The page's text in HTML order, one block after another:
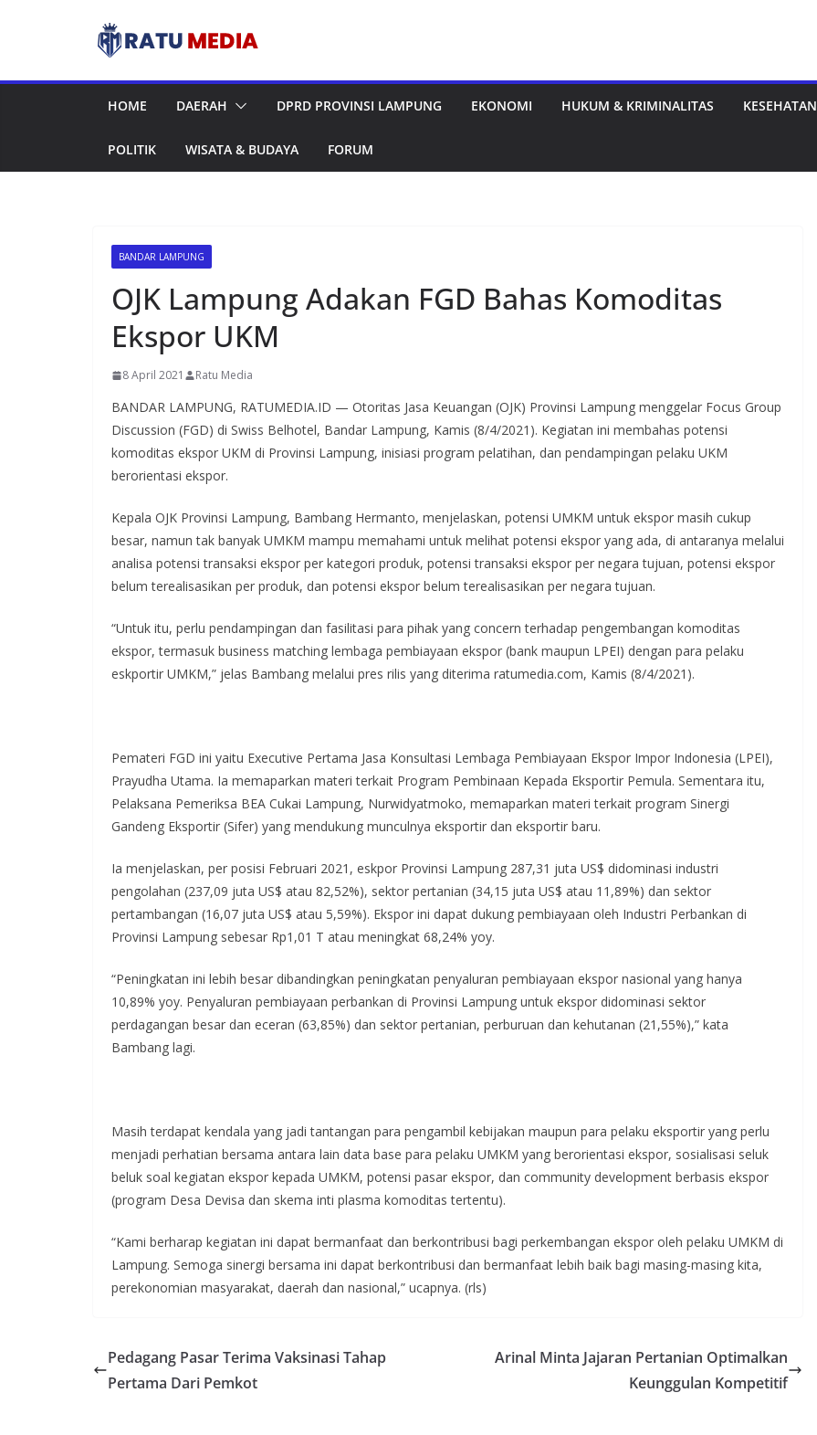
HOME DAERAH DPRD PROVINSI LAMPUNG EKONOMI HUKUM & KRIMINALITAS KESEHATAN
POLITIK WISATA & BUDAYA FORUM
BANDAR LAMPUNG
OJK Lampung Adakan FGD Bahas Komoditas
Ekspor UKM
8 April 2021 Ratu Media
BANDAR LAMPUNG, RATUMEDIA.ID — Otoritas Jasa Keuangan (OJK) Provinsi Lampung menggelar Focus Group
Discussion (FGD) di Swiss Belhotel, Bandar Lampung, Kamis (8/4/2021). Kegiatan ini membahas potensi
komoditas ekspor UKM di Provinsi Lampung, inisiasi program pelatihan, dan pendampingan pelaku UKM
berorientasi ekspor.
Kepala OJK Provinsi Lampung, Bambang Hermanto, menjelaskan, potensi UMKM untuk ekspor masih cukup
besar, namun tak banyak UMKM mampu memahami untuk melihat potensi ekspor yang ada, di antaranya melalui
analisa potensi transaksi ekspor per kategori produk, potensi transaksi ekspor per negara tujuan, potensi ekspor
belum terealisasikan per produk, dan potensi ekspor belum terealisasikan per negara tujuan.
“Untuk itu, perlu pendampingan dan fasilitasi para pihak yang concern terhadap pengembangan komoditas
ekspor, termasuk business matching lembaga pembiayaan ekspor (bank maupun LPEI) dengan para pelaku
eskportir UMKM,” jelas Bambang melalui pres rilis yang diterima ratumedia.com, Kamis (8/4/2021).
Pemateri FGD ini yaitu Executive Pertama Jasa Konsultasi Lembaga Pembiayaan Ekspor Impor Indonesia (LPEI),
Prayudha Utama. Ia memaparkan materi terkait Program Pembinaan Kepada Eksportir Pemula. Sementara itu,
Pelaksana Pemeriksa BEA Cukai Lampung, Nurwidyatmoko, memaparkan materi terkait program Sinergi
Gandeng Eksportir (Sifer) yang mendukung munculnya eksportir dan eksportir baru.
Ia menjelaskan, per posisi Februari 2021, eskpor Provinsi Lampung 287,31 juta US$ didominasi industri
pengolahan (237,09 juta US$ atau 82,52%), sektor pertanian (34,15 juta US$ atau 11,89%) dan sektor
pertambangan (16,07 juta US$ atau 5,59%). Ekspor ini dapat dukung pembiayaan oleh Industri Perbankan di
Provinsi Lampung sebesar Rp1,01 T atau meningkat 68,24% yoy.
“Peningkatan ini lebih besar dibandingkan peningkatan penyaluran pembiayaan ekspor nasional yang hanya
10,89% yoy. Penyaluran pembiayaan perbankan di Provinsi Lampung untuk ekspor didominasi sektor
perdagangan besar dan eceran (63,85%) dan sektor pertanian, perburuan dan kehutanan (21,55%),” kata
Bambang lagi.
Masih terdapat kendala yang jadi tantangan para pengambil kebijakan maupun para pelaku eksportir yang perlu
menjadi perhatian bersama antara lain data base para pelaku UMKM yang berorientasi ekspor, sosialisasi seluk
beluk soal kegiatan ekspor kepada UMKM, potensi pasar ekspor, dan community development berbasis ekspor
(program Desa Devisa dan skema inti plasma komoditas tertentu).
“Kami berharap kegiatan ini dapat bermanfaat dan berkontribusi bagi perkembangan ekspor oleh pelaku UMKM di
Lampung. Semoga sinergi bersama ini dapat berkontribusi dan bermanfaat lebih baik bagi masing-masing kita,
perekonomian masyarakat, daerah dan nasional,” ucapnya. (rls)
Pedagang Pasar Terima Vaksinasi Tahap
Pertama Dari Pemkot
Arinal Minta Jajaran Pertanian Optimalkan
Keunggulan Kompetitif